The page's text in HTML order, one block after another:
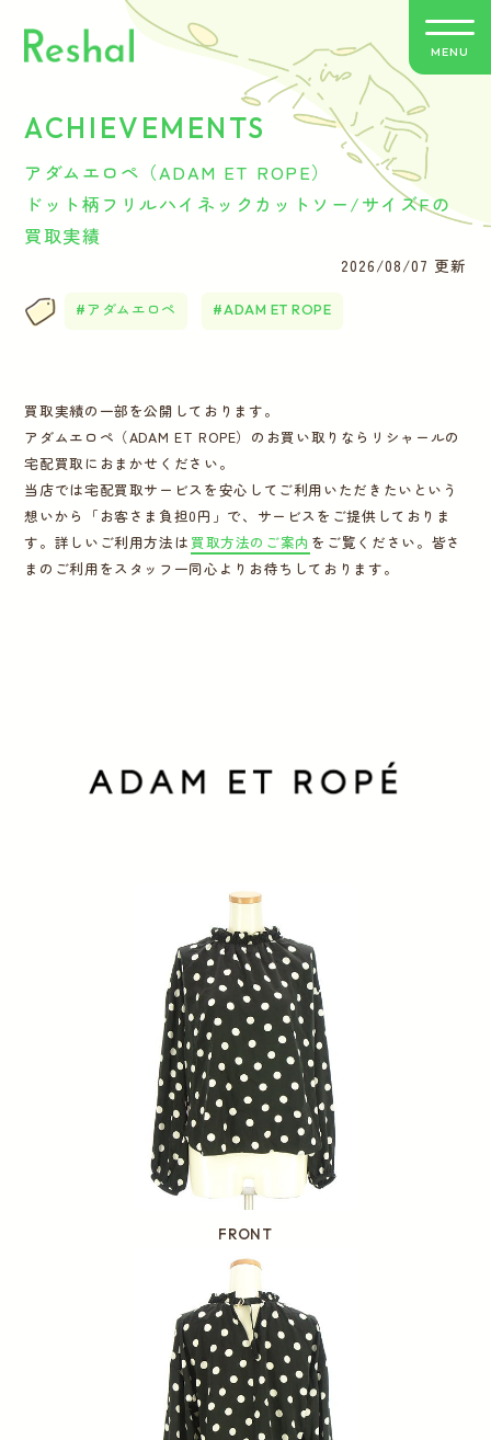
リシャールの特徴
よくあるご質問
バイヤー紹介
運営会社
MENU
ACHIEVEMENTS
アダムエロペ（ADAM ET ROPE）
ドット柄フリルハイネックカットソー/サイズFの
買取実績
2026/08/07 更新
アダムエロペ ADAM ET ROPE
買取実績の一部を公開しております。
アダムエロペ（ADAM ET ROPE）のお買い取りならリシャールの
宅配買取におまかせください。
当店では宅配買取サービスを安心してご利用いただきたいという
想いから「お客さま負担0円」で、サービスをご提供しておりま
す。詳しいご利用方法は 買取方法のご案内 をご覧ください。皆さ
まのご利用をスタッフ一同心よりお待ちしております。
FRONT